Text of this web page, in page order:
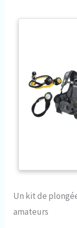
Un kit de
amateurs